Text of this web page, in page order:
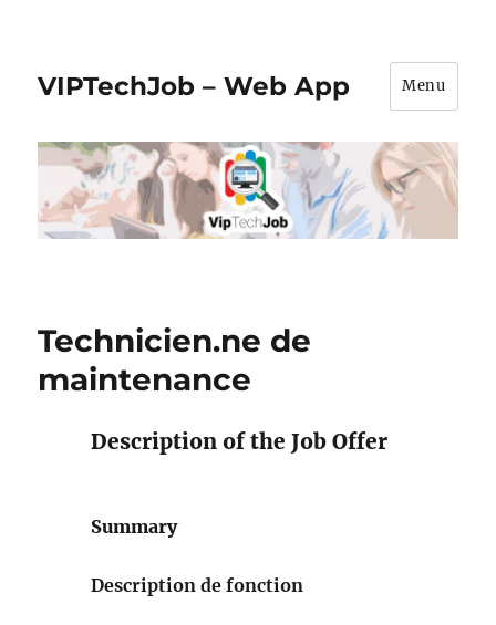
VIPTechJob – Web App Menu
Technicien.ne de
maintenance
Description of the Job Offer
Summary
Description de fonction